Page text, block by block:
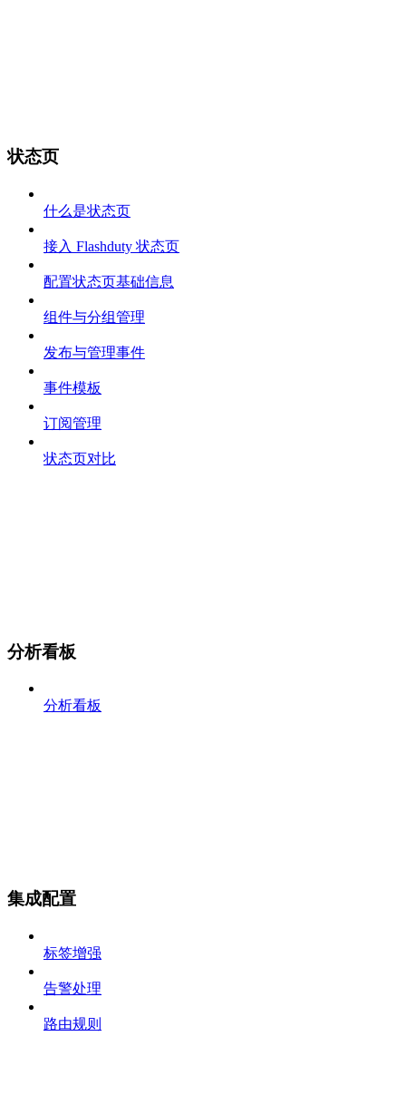
状态页
什么是状态页
接入 Flashduty 状态页
配置状态页基础信息
组件与分组管理
发布与管理事件
事件模板
订阅管理
状态页对比
分析看板
分析看板
集成配置
标签增强
告警处理
路由规则